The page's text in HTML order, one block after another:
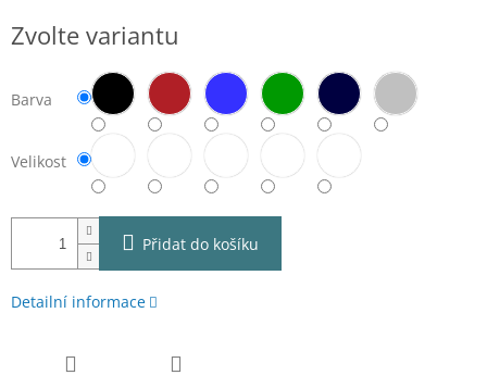
cena:
Zvolte variantu
Barva
Velikost
Přidat do košíku
Detailní informace